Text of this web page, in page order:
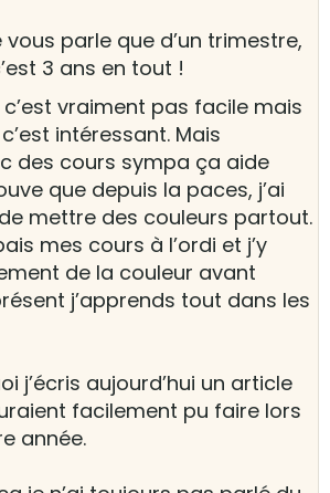
vous parle que d’un trimestre,
3 ans en tout !
vraiment pas facile mais
intéressant. Mais
des cours sympa ça aide
que depuis la paces, j’ai
mettre des couleurs partout.
mes cours à l’ordi et j’y
de la couleur avant
j’apprends tout dans les
j’écris aujourd’hui un article
facilement pu faire lors
année.